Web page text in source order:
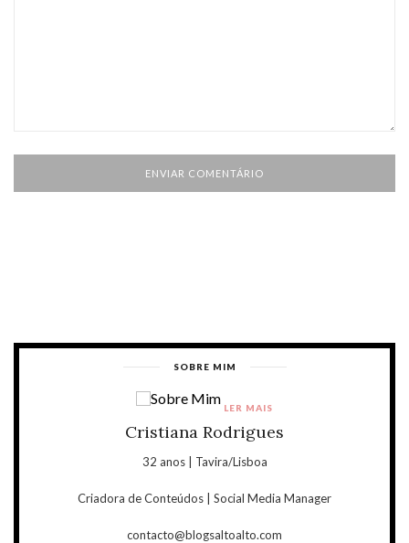
SOBRE MIM
Cristiana Rodrigues
32 anos | Tavira/Lisboa
Criadora de Conteúdos | Social Media Manager
contacto@blogsaltoalto.com
LER MAIS